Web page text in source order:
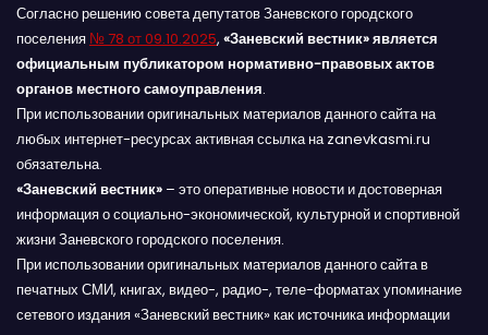
Согласно решению совета депутатов Заневского городского
поселения № 78 от 09.10.2025, «Заневский вестник» является
официальным публикатором нормативно-правовых актов
органов местного самоуправления.
При использовании оригинальных материалов данного сайта на
любых интернет-ресурсах активная ссылка на zanevkasmi.ru
обязательна.
«Заневский вестник» – это оперативные новости и достоверная
информация о социально-экономической, культурной и спортивной
жизни Заневского городского поселения.
При использовании оригинальных материалов данного сайта в
печатных СМИ, книгах, видео-, радио-, теле-форматах упоминание
сетевого издания «Заневский вестник» как источника информации